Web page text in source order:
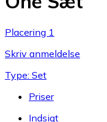
Placering 1
Skriv anmeldelse
Type: Set
Priser
Indsigt